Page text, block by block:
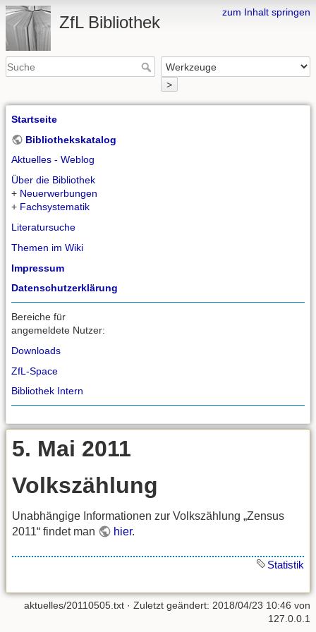
zum Inhalt springen
ZfL Bibliothek
>
Startseite
Bibliothekskatalog
Aktuelles - Weblog
Über die Bibliothek
+ Neuerwerbungen
+ Fachsystematik
Literatursuche
Themen im Wiki
Impressum
Datenschutzerklärung
Bereiche für
angemeldete Nutzer:
Downloads
ZfL-Space
Bibliothek Intern
5. Mai 2011
Volkszählung
Unabhängige Informationen zur Volkszählung „Zensus
2011“ findet man
hier.
Statistik
aktuelles/20110505.txt · Zuletzt geändert: 2018/04/23 10:46 von
127.0.0.1